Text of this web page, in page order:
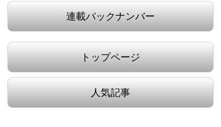
連載バックナンバー
トップページ
人気記事